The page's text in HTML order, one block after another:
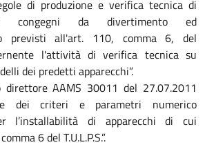
di produzione e verifica tecnica di
congegni da divertimento ed
previsti all'art. 110, comma 6, del
l'attività di verifica tecnica su
dei predetti apparecchi”.
direttore AAMS 30011 del 27.07.2011
dei criteri e parametri numerico
l’installabilità di apparecchi di cui
6 del T.U.L.P.S.”.